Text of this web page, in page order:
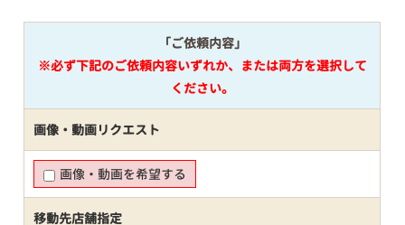
「ご依頼内容」
※必ず下記のご依頼内容いずれか、または両方を選択して
ください。
画像・動画リクエスト
画像・動画を希望する
移動先店舗指定